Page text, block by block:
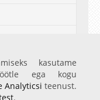
kasutame
ega kogu
Analyticsi teenust.
.